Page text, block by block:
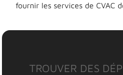
fournir les services de CVAC
TROUVER DES